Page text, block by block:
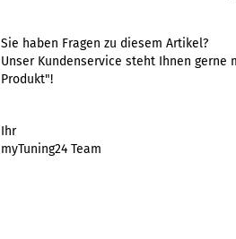
Sie haben Fragen zu diesem Artikel?
Unser Kundenservice steht Ihnen gerne
Produkt"!
Ihr
myTuning24 Team